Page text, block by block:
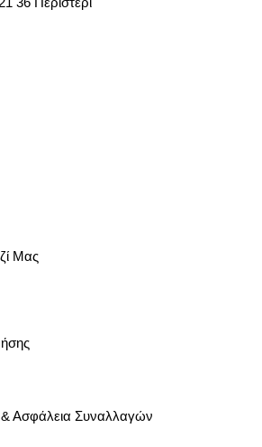
Μας
Ασφάλεια Συναλλαγών